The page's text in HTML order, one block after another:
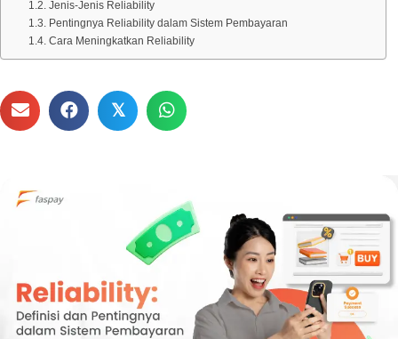
Jenis-Jenis Reliability
Pentingnya Reliability dalam Sistem Pembayaran
Cara Meningkatkan Reliability
𝕏